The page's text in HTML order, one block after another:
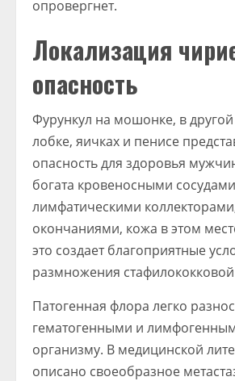
опровергнет.
Локализация
опасность
Фурункул на мошонке, в другой
лобке, яичках и пенисе
опасность для здоровья
богата кровеносными
лимфатическими
окончаниями, кожа в этом
это создает благоприятные
размножения
Патогенная флора легко
гематогенными и
организму. В медицинской
описано своеобразное